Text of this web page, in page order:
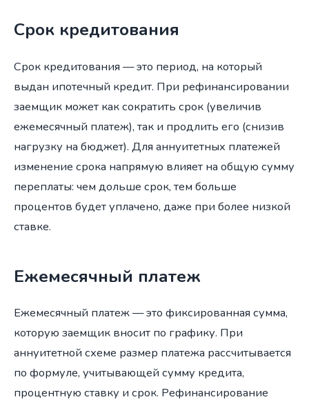
Срок кредитования
Срок кредитования — это период, на который
выдан ипотечный кредит. При рефинансировании
заемщик может как сократить срок (увеличив
ежемесячный платеж), так и продлить его (снизив
нагрузку на бюджет). Для аннуитетных платежей
изменение срока напрямую влияет на общую сумму
переплаты: чем дольше срок, тем больше
процентов будет уплачено, даже при более низкой
ставке.
Ежемесячный платеж
Ежемесячный платеж — это фиксированная сумма,
которую заемщик вносит по графику. При
аннуитетной схеме размер платежа рассчитывается
по формуле, учитывающей сумму кредита,
процентную ставку и срок. Рефинансирование